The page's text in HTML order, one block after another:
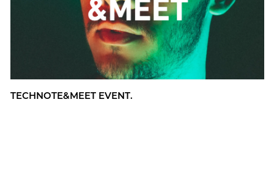
TECH­NO­TE&MEET EVENT.